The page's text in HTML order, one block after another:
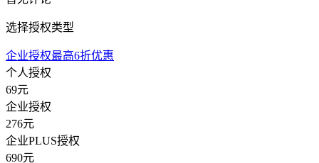
选择授权类型
企业授权最高6折优惠
个人授权
69元
企业授权
276元
企业PLUS授权
690元